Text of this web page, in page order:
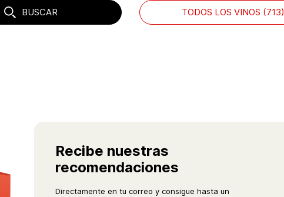
BUSCAR TODOS LOS VINOS (713)
Recibe nuestras
recomendaciones
Directamente en tu correo y consigue hasta un